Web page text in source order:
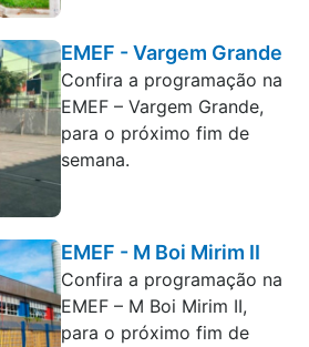
EMEF - Vargem Grande
Confira a programação na
EMEF – Vargem Grande,
para o próximo fim de
semana.
EMEF - M Boi Mirim II
Confira a programação na
EMEF – M Boi Mirim II,
para o próximo fim de